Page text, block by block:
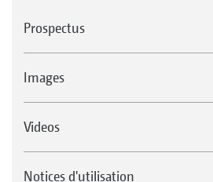
Prospectus
Images
Videos
Notices d'utilisation